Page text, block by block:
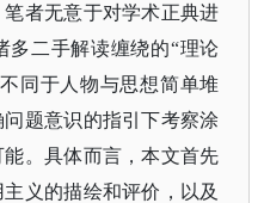
者无意于对学术正典进
多二手解读缠绕的“理论
同于人物与思想简单堆
题意识的指引下考察涂
。具体而言，本文首先
义的描绘和评价，以及